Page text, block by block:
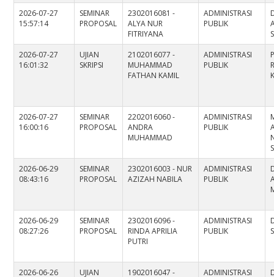
2026-07-27
15:57:14
SEMINAR
PROPOSAL
2302016081 -
ALYA NUR
FITRIYANA
ADMINISTRASI
PUBLIK
2026-07-27
16:01:32
UJIAN
SKRIPSI
2102016077 -
MUHAMMAD
FATHAN KAMIL
ADMINISTRASI
PUBLIK
2026-07-27
16:00:16
SEMINAR
PROPOSAL
2202016060 -
ANDRA
MUHAMMAD
ADMINISTRASI
PUBLIK
2026-06-29
08:43:16
SEMINAR
PROPOSAL
2302016003 - NUR
AZIZAH NABILA
ADMINISTRASI
PUBLIK
2026-06-29
08:27:26
SEMINAR
PROPOSAL
2302016096 -
RINDA APRILIA
PUTRI
ADMINISTRASI
PUBLIK
2026-06-26
UJIAN
1902016047 -
ADMINISTRASI